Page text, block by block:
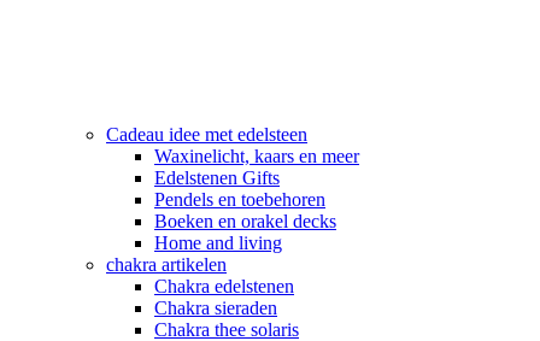
Cadeau idee met edelsteen
Waxinelicht, kaars en meer
Edelstenen Gifts
Pendels en toebehoren
Boeken en orakel decks
Home and living
chakra artikelen
Chakra edelstenen
Chakra sieraden
Chakra thee solaris